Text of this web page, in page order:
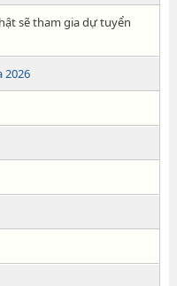
sẽ tham gia dự tuyển
2026